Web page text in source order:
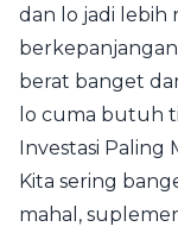
dan lo jadi lebih
berat banget
lo cuma butuh
Investasi Paling
Kita sering
mahal,